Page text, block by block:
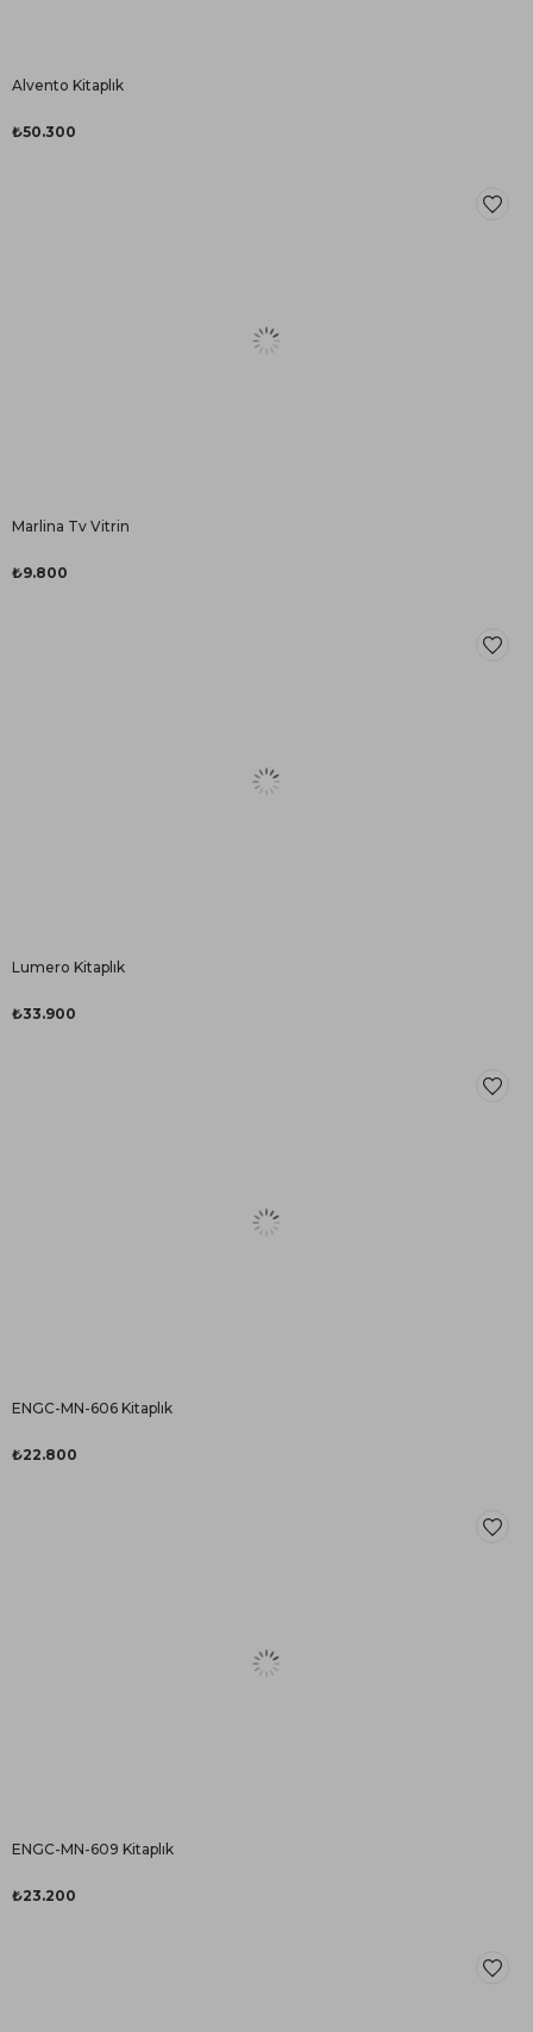
Alvento Kitaplık
₺50.300
Marlina Tv Vitrin
₺9.800
Lumero Kitaplık
₺33.900
ENGC-MN-606 Kitaplık
₺22.800
ENGC-MN-609 Kitaplık
₺23.200